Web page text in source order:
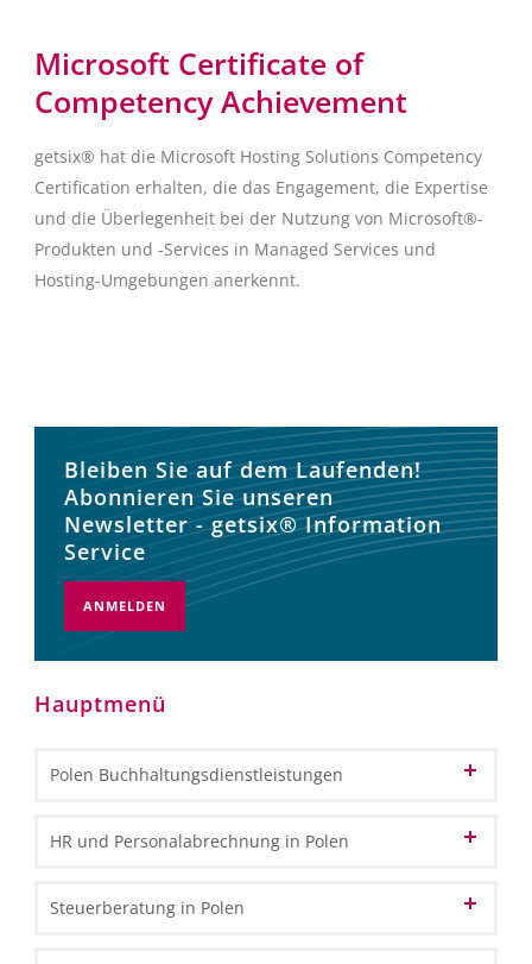
Microsoft Certificate of
Competency Achievement
getsix® hat die Microsoft Hosting Solutions Competency
Certification erhalten, die das Engagement, die Expertise
und die Überlegenheit bei der Nutzung von Microsoft®-
Produkten und -Services in Managed Services und
Hosting-Umgebungen anerkennt.
Bleiben Sie auf dem Laufenden!
Abonnieren Sie unseren
Newsletter - getsix® Information
Service
ANMELDEN
Hauptmenü
Polen Buchhaltungsdienstleistungen
Buchhaltung und Buchführungsdienste
Hauptbuchhaltung
HR und Personalabrechnung in Polen
Personalverwaltung
Steuerberatung in Polen